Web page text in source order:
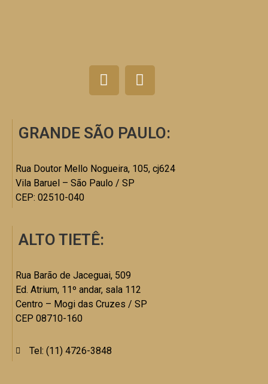
GRANDE SÃO PAULO:
Rua Doutor Mello Nogueira, 105, cj624
Vila Baruel – São Paulo / SP
CEP: 02510-040
ALTO TIETÊ:
Rua Barão de Jaceguai, 509
Ed. Atrium, 11º andar, sala 112
Centro – Mogi das Cruzes / SP
CEP 08710-160
Tel: (11) 4726-3848